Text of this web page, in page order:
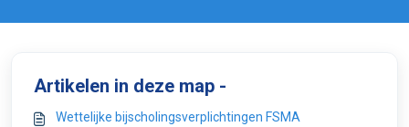
Artikelen in deze map -
Wettelijke bijscholingsverplichtingen FSMA